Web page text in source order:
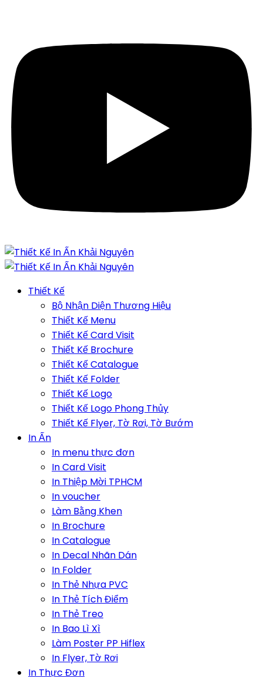
Thiết Kế
Bộ Nhận Diện Thương Hiệu
Thiết Kế Menu
Thiết Kế Card Visit
Thiết Kế Brochure
Thiết Kế Catalogue
Thiết Kế Folder
Thiết Kế Logo
Thiết Kế Logo Phong Thủy
Thiết Kế Flyer, Tờ Rơi, Tờ Bướm
In Ấn
In menu thực đơn
In Card Visit
In Thiệp Mời TPHCM
In voucher
Làm Bằng Khen
In Brochure
In Catalogue
In Decal Nhãn Dán
In Folder
In Thẻ Nhựa PVC
In Thẻ Tích Điểm
In Thẻ Treo
In Bao Lì Xì
Làm Poster PP Hiflex
In Flyer, Tờ Rơi
In Thực Đơn